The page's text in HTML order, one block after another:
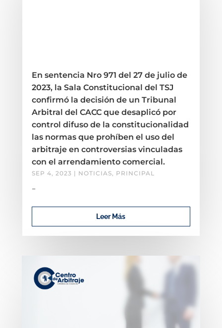
En sentencia Nro 971 del 27 de julio de
2023, la Sala Constitucional del TSJ
confirmó la decisión de un Tribunal
Arbitral del CACC que desaplicó por
control difuso de la constitucionalidad
las normas que prohíben el uso del
arbitraje en controversias vinculadas
con el arrendamiento comercial.
SEP 4, 2023 | NOTICIAS, PRINCIPAL
–
Leer Más